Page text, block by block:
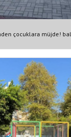
çocuklara müjde!